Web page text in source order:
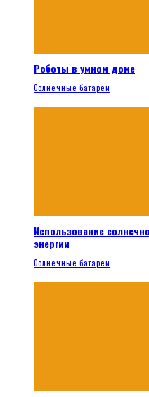
Роботы в умном доме
Солнечные батареи
Использование
энергии
Солнечные батареи